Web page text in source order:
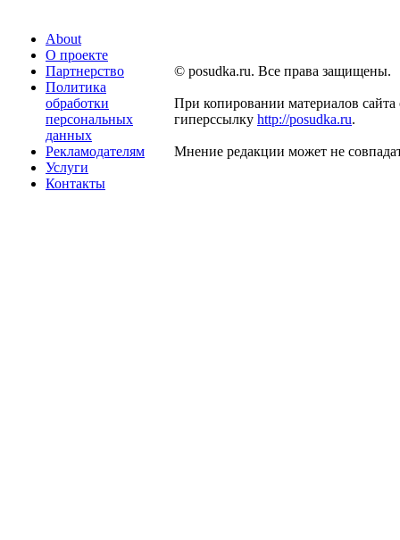
About
О проекте
Партнерство
Политика
обработки
персональных
данных
Рекламодателям
Услуги
Контакты
© posudka.ru. Все права защищены.
При копировании материалов сайта
гиперссылку http://posudka.ru.
Мнение редакции может не